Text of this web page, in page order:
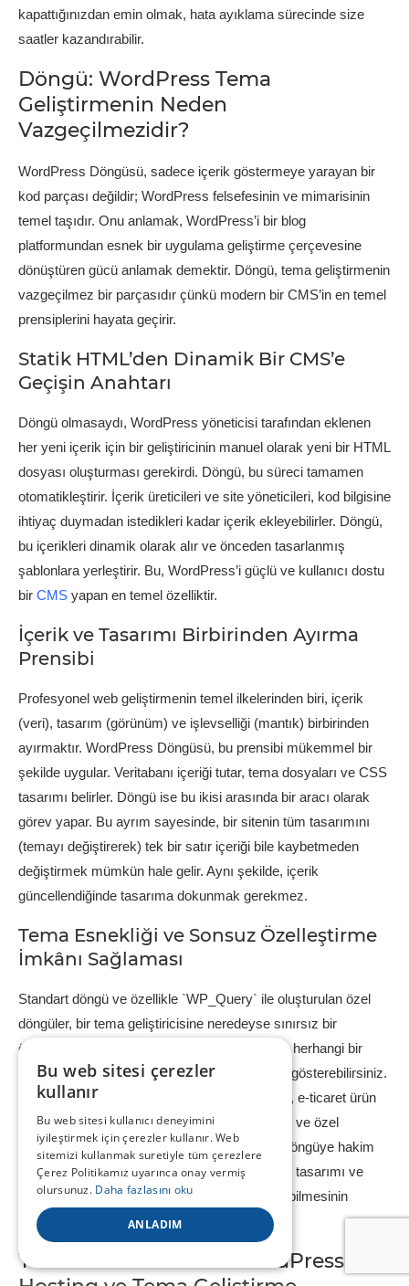
kapattığınızdan emin olmak, hata ayıklama sürecinde size
saatler kazandırabilir.
Döngü: WordPress Tema
Geliştirmenin Neden
Vazgeçilmezidir?
WordPress Döngüsü, sadece içerik göstermeye yarayan bir
kod parçası değildir; WordPress felsefesinin ve mimarisinin
temel taşıdır. Onu anlamak, WordPress’i bir blog
platformundan esnek bir uygulama geliştirme çerçevesine
dönüştüren gücü anlamak demektir. Döngü, tema geliştirmenin
vazgeçilmez bir parçasıdır çünkü modern bir CMS’in en temel
prensiplerini hayata geçirir.
Statik HTML’den Dinamik Bir CMS’e
Geçişin Anahtarı
Döngü olmasaydı, WordPress yöneticisi tarafından eklenen
her yeni içerik için bir geliştiricinin manuel olarak yeni bir HTML
dosyası oluşturması gerekirdi. Döngü, bu süreci tamamen
otomatikleştirir. İçerik üreticileri ve site yöneticileri, kod bilgisine
ihtiyaç duymadan istedikleri kadar içerik ekleyebilirler. Döngü,
bu içerikleri dinamik olarak alır ve önceden tasarlanmış
şablonlara yerleştirir. Bu, WordPress’i güçlü ve kullanıcı dostu
bir CMS yapan en temel özelliktir.
İçerik ve Tasarımı Birbirinden Ayırma
Prensibi
Profesyonel web geliştirmenin temel ilkelerinden biri, içerik
(veri), tasarım (görünüm) ve işlevselliği (mantık) birbirinden
ayırmaktır. WordPress Döngüsü, bu prensibi mükemmel bir
şekilde uygular. Veritabanı içeriği tutar, tema dosyaları ve CSS
tasarımı belirler. Döngü ise bu ikisi arasında bir aracı olarak
görev yapar. Bu ayrım sayesinde, bir sitenin tüm tasarımını
(temayı değiştirerek) tek bir satır içeriği bile kaybetmeden
değiştirmek mümkün hale gelir. Aynı şekilde, içerik
güncellendiğinde tasarıma dokunmak gerekmez.
Tema Esnekliği ve Sonsuz Özelleştirme
İmkânı Sağlaması
Standart döngü ve özellikle `WP_Query` ile oluşturulan özel
döngüler, bir tema geliştiricisine neredeyse sınırsız bir
özelleştirme gücü verir. Bir sayfada istediğiniz herhangi bir
yerden, istediğiniz kriterlere uyan içeriği çekip gösterebilirsiniz.
Karmaşık dergi ana sayfaları, portfolyo siteleri, e-ticaret ürün
listeleri, ilişkili içerik modülleri; hepsi döngünün ve özel
sorguların esnekliği sayesinde mümkündür. Döngüye hakim
olmak, bir geliştiricinin hayalindeki herhangi bir tasarımı ve
işlevselliği WordPress üzerinde hayata geçirebilmesinin
kapısını aralar.
Yüksek Performanslı WordPress
Bu web sitesi çerezler
kullanır
Bu web sitesi kullanıcı deneyimini
iyileştirmek için çerezler kullanır. Web
sitemizi kullanmak suretiyle tüm çerezlere
Çerez Politikamız uyarınca onay vermiş
olursunuz. Daha fazlasını oku
ANLADIM